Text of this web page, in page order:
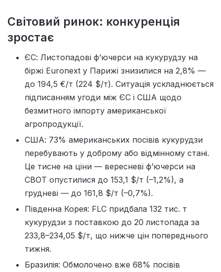
Світовий ринок: конкуренція
зростає
ЄС: Листопадові ф’ючерси на кукурудзу на
біржі Euronext у Парижі знизилися на 2,8% —
до 194,5 €/т (224 $/т). Ситуація ускладнюється
підписанням угоди між ЄС і США щодо
безмитного імпорту американської
агропродукції.
США: 73% американських посівів кукурудзи
перебувають у доброму або відмінному стані.
Це тисне на ціни — вересневі ф’ючерси на
CBOT опустилися до 153,1 $/т (–1,2%), а
грудневі — до 161,8 $/т (–0,7%).
Південна Корея: FLC придбала 132 тис. т
кукурудзи з поставкою до 20 листопада за
233,8–234,05 $/т, що нижче цін попереднього
тижня.
Бразилія: Обмолочено вже 68% посівів